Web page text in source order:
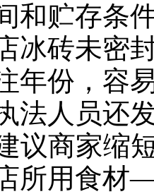
和贮存条
冰砖未密
年份，容
法人员还
议商家缩
所用食材